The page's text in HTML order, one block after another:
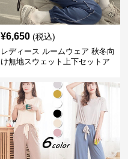
¥6,650 (税込)
レディース ルームウェア 秋冬向
け無地スウェット上下セットア